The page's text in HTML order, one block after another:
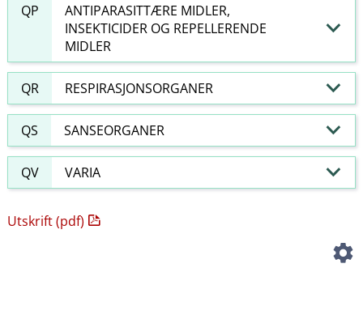
QP
ANTIPARASITTÆRE MIDLER,
INSEKTICIDER OG REPELLERENDE
MIDLER
QR RESPIRASJONSORGANER
QS SANSEORGANER
QV VARIA
Utskrift (pdf)